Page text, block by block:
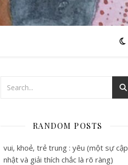
RANDOM POSTS
vui, khoẻ, trẻ trung : yêu (một sự cập
nhật và giải thích chắc là rõ ràng)